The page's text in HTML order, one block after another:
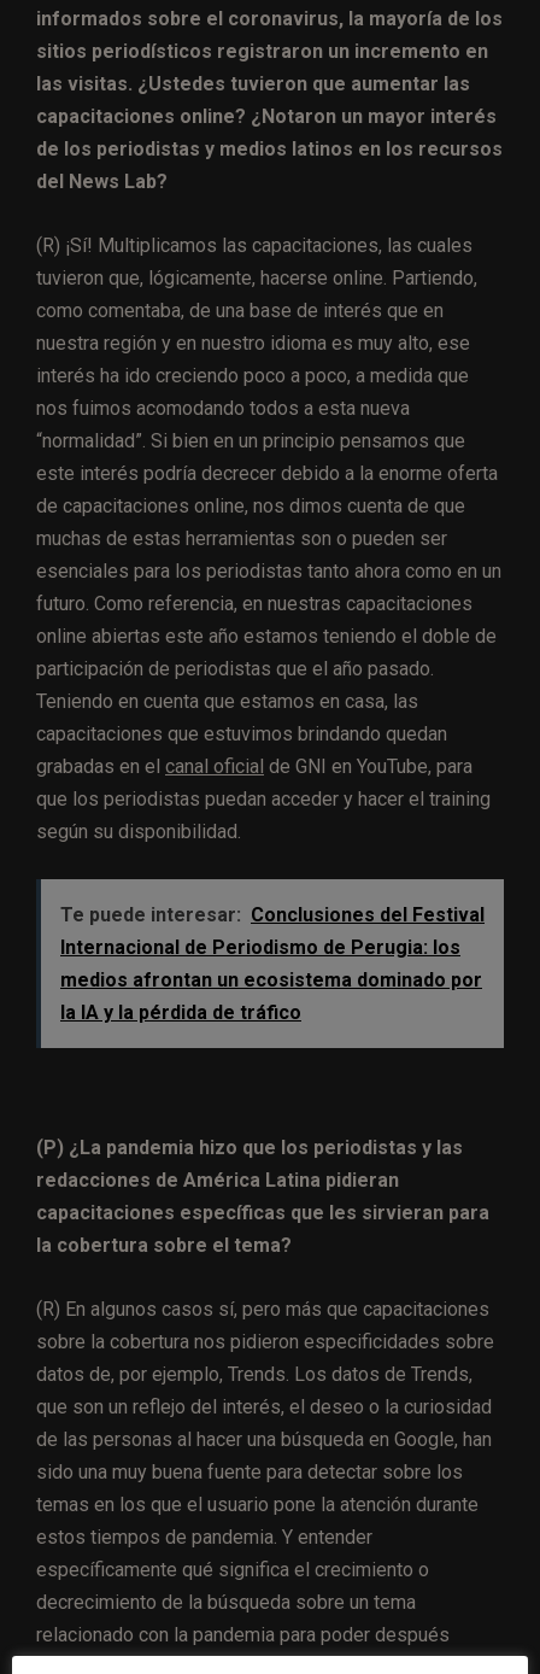
informados sobre el coronavirus, la mayoría de los
sitios periodísticos registraron un incremento en
las visitas. ¿Ustedes tuvieron que aumentar las
capacitaciones online? ¿Notaron un mayor interés
de los periodistas y medios latinos en los recursos
del News Lab?
(R) ¡Sí! Multiplicamos las capacitaciones, las cuales
tuvieron que, lógicamente, hacerse online. Partiendo,
como comentaba, de una base de interés que en
nuestra región y en nuestro idioma es muy alto, ese
interés ha ido creciendo poco a poco, a medida que
nos fuimos acomodando todos a esta nueva
“normalidad”. Si bien en un principio pensamos que
este interés podría decrecer debido a la enorme oferta
de capacitaciones online, nos dimos cuenta de que
muchas de estas herramientas son o pueden ser
esenciales para los periodistas tanto ahora como en un
futuro. Como referencia, en nuestras capacitaciones
online abiertas este año estamos teniendo el doble de
participación de periodistas que el año pasado.
Teniendo en cuenta que estamos en casa, las
capacitaciones que estuvimos brindando quedan
grabadas en el canal oficial de GNI en YouTube, para
que los periodistas puedan acceder y hacer el training
según su disponibilidad.
Te puede interesar: Conclusiones del Festival
Internacional de Periodismo de Perugia: los
medios afrontan un ecosistema dominado por
la IA y la pérdida de tráfico
(P) ¿La pandemia hizo que los periodistas y las
redacciones de América Latina pidieran
capacitaciones específicas que les sirvieran para
la cobertura sobre el tema?
(R) En algunos casos sí, pero más que capacitaciones
sobre la cobertura nos pidieron especificidades sobre
datos de, por ejemplo, Trends. Los datos de Trends,
que son un reflejo del interés, el deseo o la curiosidad
de las personas al hacer una búsqueda en Google, han
sido una muy buena fuente para detectar sobre los
temas en los que el usuario pone la atención durante
estos tiempos de pandemia. Y entender
específicamente qué significa el crecimiento o
decrecimiento de la búsqueda sobre un tema
relacionado con la pandemia para poder después